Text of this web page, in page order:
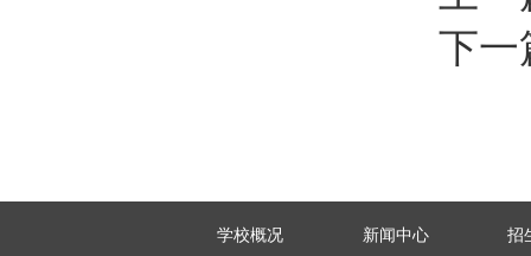
下一
学校概况 新闻中心 招